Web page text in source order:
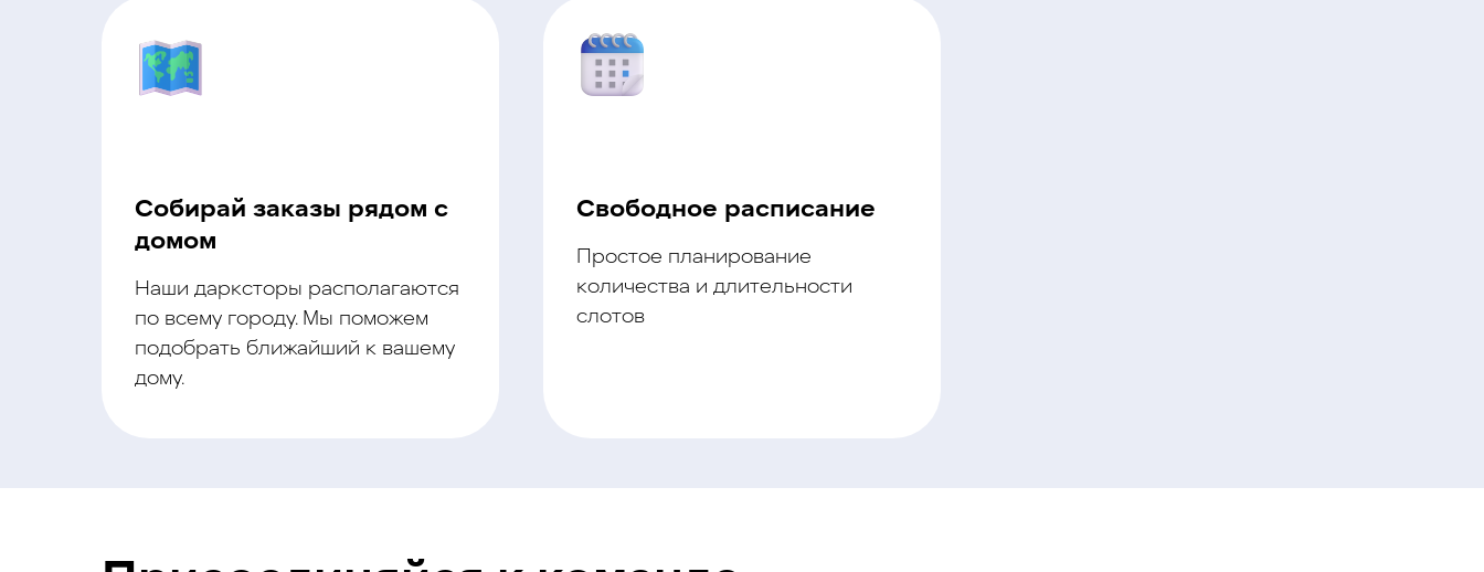
Собирай заказы рядом с
домом
Наши дарксторы располагаются
по всему городу. Мы поможем
подобрать ближайший к вашему
дому.
Свободное расписание
Простое планирование
количества и длительности
слотов